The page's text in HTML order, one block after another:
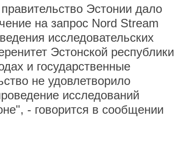
Эстонии дало
на запрос Nord Stream
исследовательских
Эстонской республики
и государственные
не удовлетворило
исследований
- говорится в сообщении